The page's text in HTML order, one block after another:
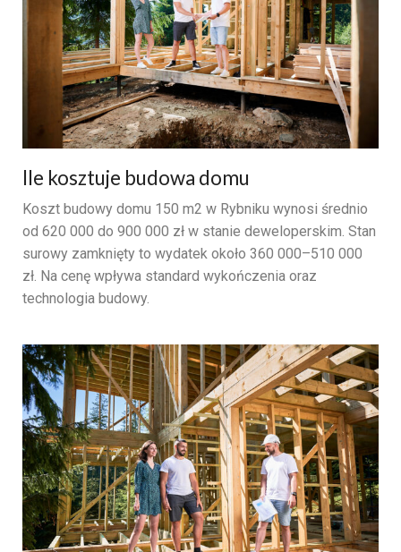
Ile kosztuje budowa domu
Koszt budowy domu 150 m2 w Rybniku wynosi średnio
od 620 000 do 900 000 zł w stanie deweloperskim. Stan
surowy zamknięty to wydatek około 360 000–510 000
zł. Na cenę wpływa standard wykończenia oraz
technologia budowy.